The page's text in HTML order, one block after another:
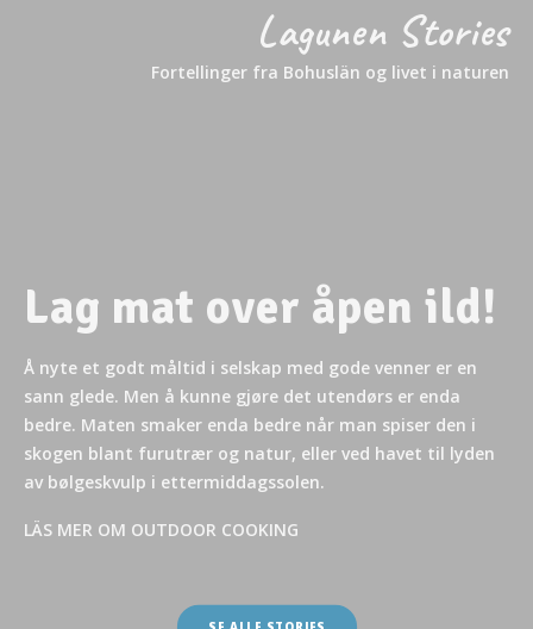
Sommerprogrammet
Fra trening til båtturer og livemusikk!
LES MER
Lagunen Stories
Fortellinger fra Bohuslän og livet i naturen
Lag mat over åpen ild!
Å nyte et godt måltid i selskap med gode venner er en
sann glede. Men å kunne gjøre det utendørs er enda
bedre. Maten smaker enda bedre når man spiser den i
skogen blant furutrær og natur, eller ved havet til lyden
av bølgeskvulp i ettermiddagssolen.
LÄS MER OM OUTDOOR COOKING